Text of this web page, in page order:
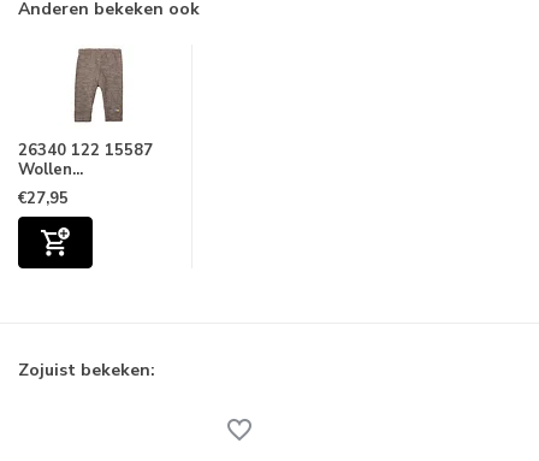
Anderen bekeken ook
26340 122 15587
Wollen...
€27,95
Zojuist bekeken: